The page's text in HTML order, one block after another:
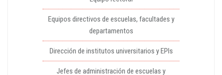
Equipos directivos de escuelas, facultades y
departamentos
Dirección de institutos universitarios y EPIs
Jefes de administración de escuelas y